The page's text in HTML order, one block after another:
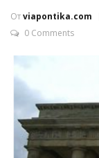
Отviapontika.com
0 Comments